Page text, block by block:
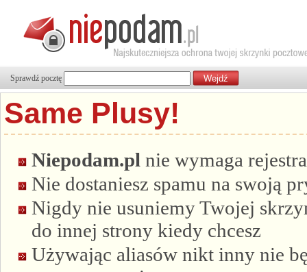
Sprawdź pocztę
Same Plusy!
Niepodam.pl nie wymaga
Nie dostaniesz spamu na swoją
Nigdy nie usuniemy Twojej
do innej strony kiedy chcesz
Używając aliasów nikt inny nie